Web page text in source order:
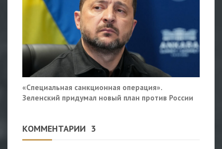
«Специальная санкционная операция».
Зеленский придумал новый план против России
КОММЕНТАРИИ 3